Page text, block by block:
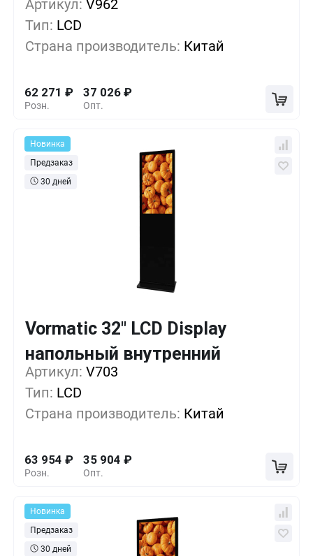
Артикул: V962
Тип: LCD
Страна производитель: Китай
Розн.
62 271 ₽
Опт.
37 026 ₽
5+
10+ -27%
Новинка
Предзаказ
30 дней
Vormatic 32" LCD Display
напольный внутренний
Артикул: V703
Тип: LCD
Страна производитель: Китай
Розн.
63 954 ₽
Опт.
35 904 ₽
Выгода
1+ 0%
5+
10+ -26%
Новинка
Предзаказ
30 дней